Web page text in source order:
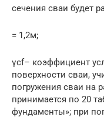
сечения сваи будет
= 1,2м;
γсf– коэффициент
поверхности сваи,
погружения сваи на
принимается по 20
фундаменты»; при